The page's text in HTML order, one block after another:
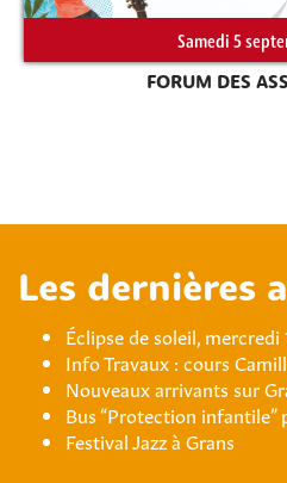
Samedi 5
FORUM DES
Les dernières
Éclipse de soleil, mercredi
Info Travaux : cours
Nouveaux arrivants sur
Bus “Protection infantile”
Festival Jazz à Grans